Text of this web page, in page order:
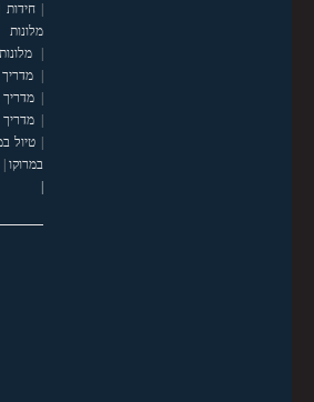
|חידות
|
|מדריך
|מדריך
טיול
במרוקו|